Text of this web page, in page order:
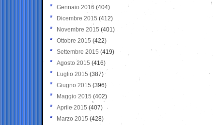
Gennaio 2016 (404)
Dicembre 2015 (412)
Novembre 2015 (401)
Ottobre 2015 (422)
Settembre 2015 (419)
Agosto 2015 (416)
Luglio 2015 (387)
Giugno 2015 (396)
Maggio 2015 (402)
Aprile 2015 (407)
Marzo 2015 (428)